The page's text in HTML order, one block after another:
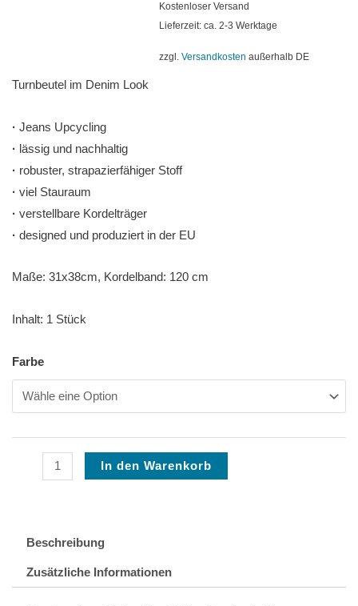
Kostenloser Versand
Lieferzeit: ca. 2-3 Werktage
zzgl. Versandkosten außerhalb DE
Turnbeutel im Denim Look
· Jeans Upcycling
· lässig und nachhaltig
· robuster, strapazierfähiger Stoff
· viel Stauraum
· verstellbare Kordelträger
· designed und produziert in der EU
Maße: 31x38cm, Kordelband: 120 cm
Inhalt: 1 Stück
Farbe
Turnbeutel
Menge
In den Warenkorb
Beschreibung
Zusätzliche Informationen